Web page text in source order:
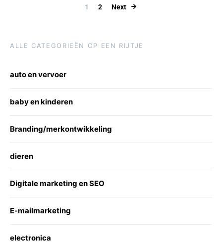
Berichten
1 2 Next
ALLE CATEGORIEËN OP EEN RIJTJE
auto en vervoer
baby en kinderen
Branding/merkontwikkeling
dieren
Digitale marketing en SEO
E-mailmarketing
electronica